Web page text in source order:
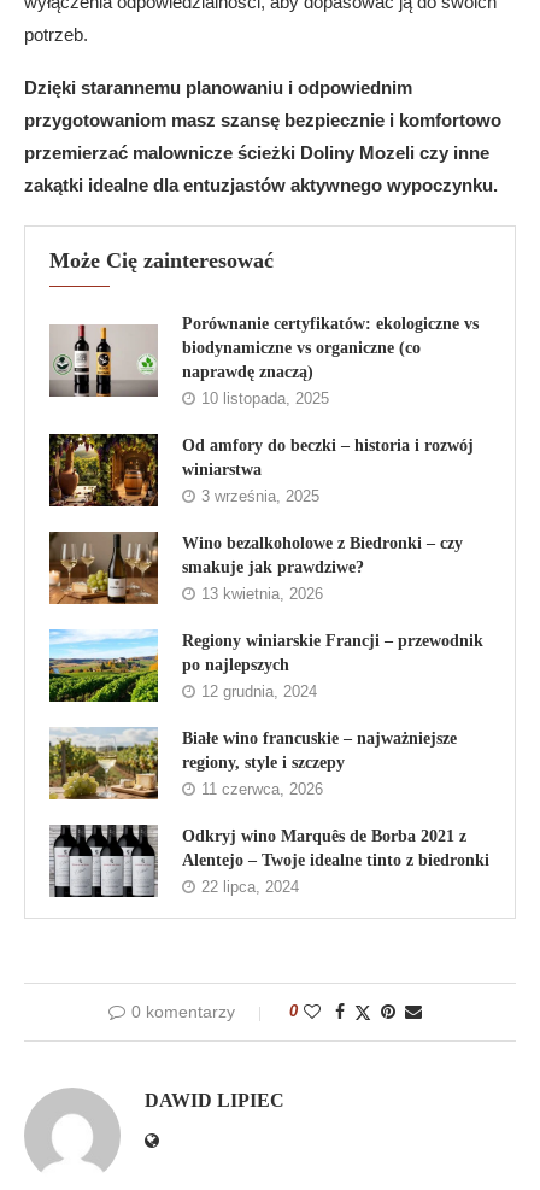
potrzeb.
Dzięki starannemu planowaniu i odpowiednim
przygotowaniom masz szansę bezpiecznie i komfortowo
przemierzać malownicze ścieżki Doliny Mozeli czy inne
zakątki idealne dla entuzjastów aktywnego wypoczynku.
Może Cię zainteresować
Porównanie certyfikatów: ekologiczne vs
biodynamiczne vs organiczne (co
naprawdę znaczą)
10 listopada, 2025
Od amfory do beczki – historia i rozwój
winiarstwa
3 września, 2025
Wino bezalkoholowe z Biedronki – czy
smakuje jak prawdziwe?
13 kwietnia, 2026
Regiony winiarskie Francji – przewodnik
po najlepszych
12 grudnia, 2024
Białe wino francuskie – najważniejsze
regiony, style i szczepy
11 czerwca, 2026
Odkryj wino Marquês de Borba 2021 z
Alentejo – Twoje idealne tinto z biedronki
22 lipca, 2024
0 komentarzy 0
DAWID LIPIEC